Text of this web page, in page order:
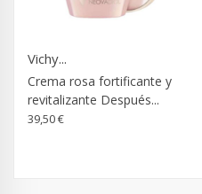
Vichy...
Crema rosa fortificante y
revitalizante Después...
39,50 €